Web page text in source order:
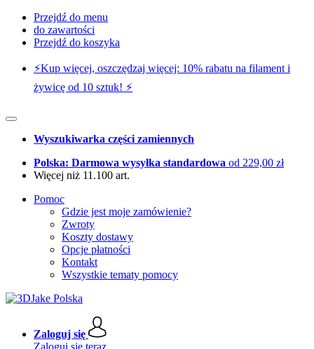
Przejdź do menu
do zawartości
Przejdź do koszyka
⚡️Kup więcej, oszczędzaj więcej: 10% rabatu na filament i
żywicę od 10 sztuk! ⚡️
Wyszukiwarka części zamiennych
Polska: Darmowa wysyłka standardowa od 229,00 zł
Więcej niż 11.100 art.
Pomoc
Gdzie jest moje zamówienie?
Zwroty
Koszty dostawy
Opcje płatności
Kontakt
Wszystkie tematy pomocy
Zaloguj się
Zaloguj się teraz